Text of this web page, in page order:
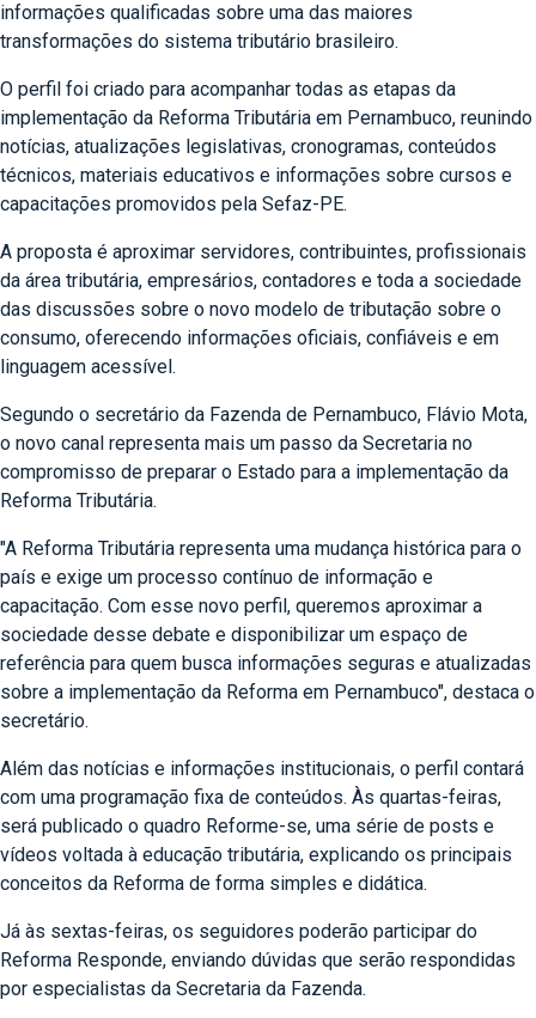
informações qualificadas sobre uma das maiores
transformações do sistema tributário brasileiro.
O perfil foi criado para acompanhar todas as etapas da
implementação da Reforma Tributária em Pernambuco, reunindo
notícias, atualizações legislativas, cronogramas, conteúdos
técnicos, materiais educativos e informações sobre cursos e
capacitações promovidos pela Sefaz-PE.
A proposta é aproximar servidores, contribuintes, profissionais
da área tributária, empresários, contadores e toda a sociedade
das discussões sobre o novo modelo de tributação sobre o
consumo, oferecendo informações oficiais, confiáveis e em
linguagem acessível.
Segundo o secretário da Fazenda de Pernambuco, Flávio Mota,
o novo canal representa mais um passo da Secretaria no
compromisso de preparar o Estado para a implementação da
Reforma Tributária.
"A Reforma Tributária representa uma mudança histórica para o
país e exige um processo contínuo de informação e
capacitação. Com esse novo perfil, queremos aproximar a
sociedade desse debate e disponibilizar um espaço de
referência para quem busca informações seguras e atualizadas
sobre a implementação da Reforma em Pernambuco", destaca o
secretário.
Além das notícias e informações institucionais, o perfil contará
com uma programação fixa de conteúdos. Às quartas-feiras,
será publicado o quadro Reforme-se, uma série de posts e
vídeos voltada à educação tributária, explicando os principais
conceitos da Reforma de forma simples e didática.
Já às sextas-feiras, os seguidores poderão participar do
Reforma Responde, enviando dúvidas que serão respondidas
por especialistas da Secretaria da Fazenda.